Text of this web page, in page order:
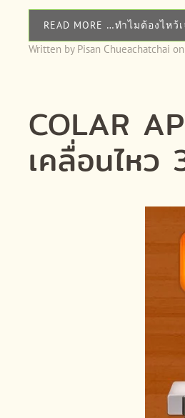
READ MORE …ทำไมต้องไห
Written by Pisan Chueachatchai on
COLAR
เคลื่อนไหว